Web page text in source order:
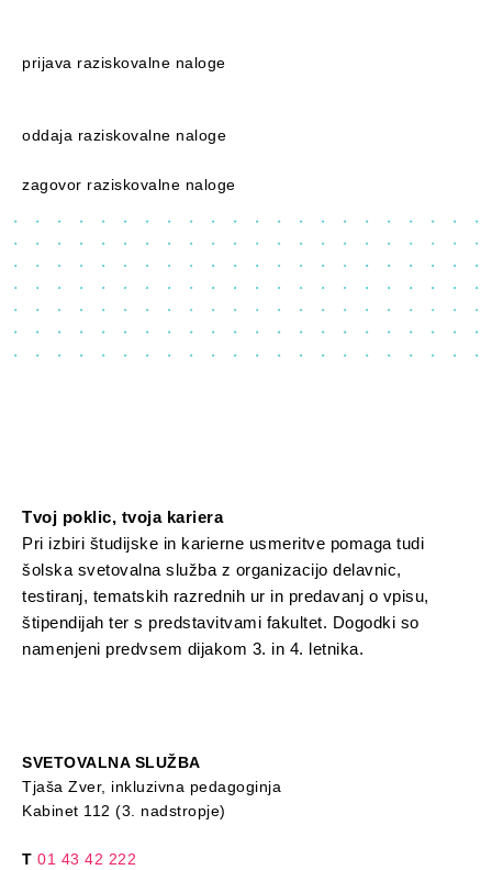
prijava raziskovalne naloge
oddaja raziskovalne naloge
zagovor raziskovalne naloge
Tvoj poklic, tvoja kariera
Pri izbiri študijske in karierne usmeritve pomaga tudi
šolska svetovalna služba z organizacijo delavnic,
testiranj, tematskih razrednih ur in predavanj o vpisu,
štipendijah ter s predstavitvami fakultet. Dogodki so
namenjeni predvsem dijakom 3. in 4. letnika.
SVETOVALNA SLUŽBA
Tjaša Zver, inkluzivna pedagoginja
Kabinet 112 (3. nadstropje)
T 01 43 42 222